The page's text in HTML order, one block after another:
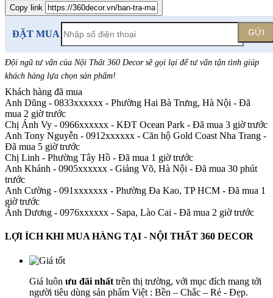
Copy link
ĐẶT MUA GỬI
Đội ngũ tư vấn của Nội Thất 360 Decor sẽ gọi lại để tư vấn tận tình giúp
khách hàng lựa chọn sản phẩm!
Khách hàng đã mua
Anh Dũng - 0833xxxxxx - Phường Hai Bà Trưng, Hà Nội - Đã
mua 2 giờ trước
Chị Ánh Vy - 0966xxxxxx - KĐT Ocean Park - Đã mua 3 giờ trước
Anh Tony Nguyễn - 0912xxxxxx - Căn hộ Gold Coast Nha Trang -
Đã mua 5 giờ trước
Chị Linh - Phường Tây Hồ - Đã mua 1 giờ trước
Anh Khánh - 0905xxxxxx - Giảng Võ, Hà Nội - Đã mua 30 phút
trước
Anh Cường - 091xxxxxxx - Phường Đa Kao, TP HCM - Đã mua 1
giờ trước
Ánh Dương - 0976xxxxxx - Sapa, Lào Cai - Đã mua 2 giờ trước
LỢI ÍCH KHI MUA HÀNG TẠI - NỘI THẤT 360 DECOR
Giá luôn ưu đãi nhất trên thị trường, với mục đích mang tới
người tiêu dùng sản phẩm Việt : Bền – Chắc – Rẻ - Đẹp.